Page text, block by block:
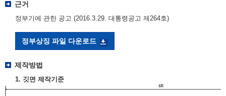
근거
정부기에 관한 공고 (2016.3.29. 대통령공고 제264호)
정부상징 파일 다운로드
제작방법
1. 깃면 제작기준